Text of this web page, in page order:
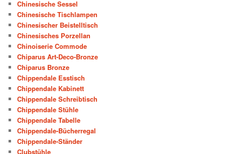
Chinesische Sessel
Chinesische Tischlampen
Chinesischer Beistelltisch
Chinesisches Porzellan
Chinoiserie Commode
Chiparus Art-Deco-Bronze
Chiparus Bronze
Chippendale Esstisch
Chippendale Kabinett
Chippendale Schreibtisch
Chippendale Stühle
Chippendale Tabelle
Chippendale-Bücherregal
Chippendale-Ständer
Clubstühle